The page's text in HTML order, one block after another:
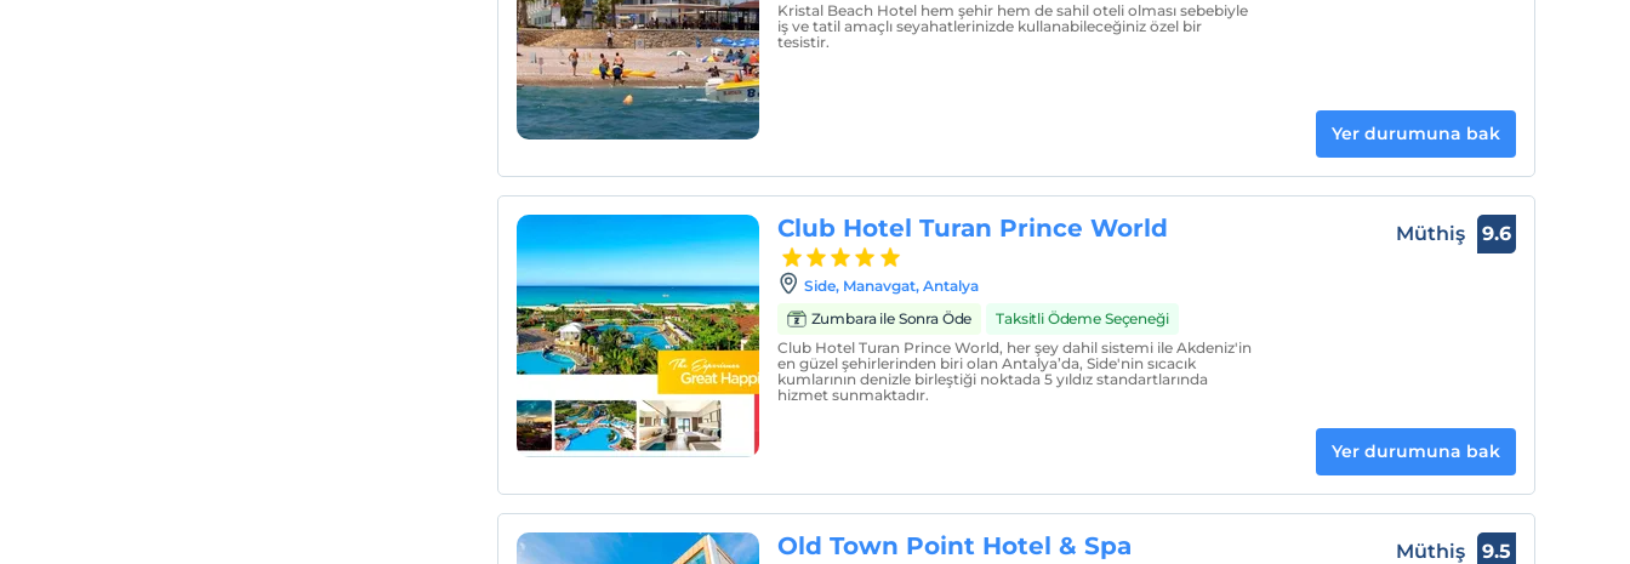
Kristal Beach Hotel hem şehir hem de sahil oteli olması sebebiyle
iş ve tatil amaçlı seyahatlerinizde kullanabileceğiniz özel bir
tesistir.
Yer durumuna bak
Club Hotel Turan Prince World
Side, Manavgat, Antalya
Zumbara ile Sonra Öde
Taksitli Ödeme Seçeneği
Club Hotel Turan Prince World, her şey dahil sistemi ile Akdeniz'in
en güzel şehirlerinden biri olan Antalya’da, Side'nin sıcacık
kumlarının denizle birleştiği noktada 5 yıldız standartlarında
hizmet sunmaktadır.
Müthiş 9.6
Yer durumuna bak
Old Town Point Hotel & Spa Müthiş 9.5